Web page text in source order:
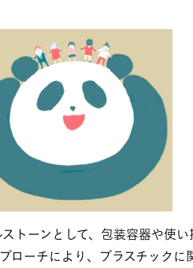
トーンとして、包装容器や使
ーチにより、プラスチック